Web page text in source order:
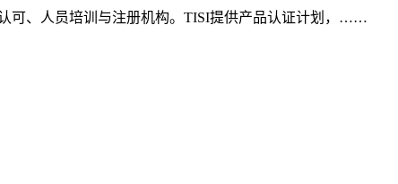
可、人员培训与注册机构。TISI提供产品认证计划，……